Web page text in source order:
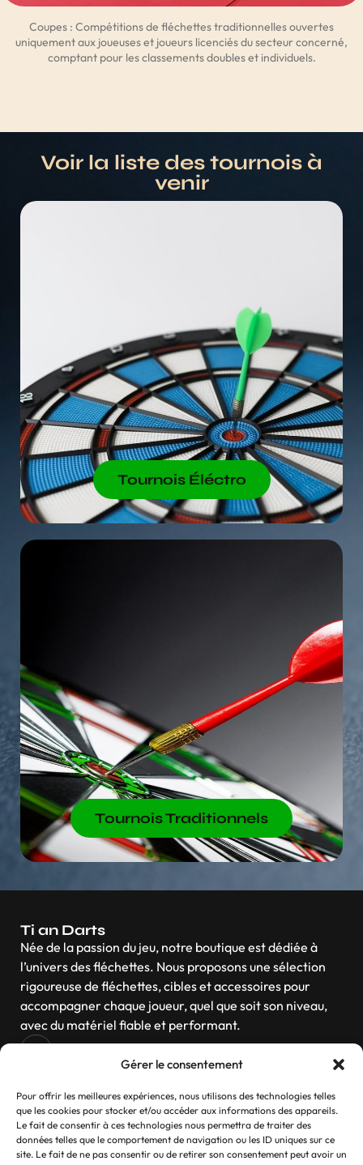
Gérer le consentement
Pour offrir les meilleures expériences, nous utilisons des technologies telles
que les cookies pour stocker et/ou accéder aux informations des appareils.
Le fait de consentir à ces technologies nous permettra de traiter des
données telles que le comportement de navigation ou les ID uniques sur ce
site. Le fait de ne pas consentir ou de retirer son consentement peut avoir un
Coupes : Compétitions de fléchettes traditionnelles ouvertes
uniquement aux joueuses et joueurs licenciés du secteur concerné,
comptant pour les classements doubles et individuels.
Voir la liste des tournois à
venir
Tournois Éléctro
Tournois Traditionnels
Ti an Darts
Née de la passion du jeu, notre boutique est dédiée à
l’univers des fléchettes. Nous proposons une sélection
rigoureuse de fléchettes, cibles et accessoires pour
accompagner chaque joueur, quel que soit son niveau,
avec du matériel fiable et performant.
Navigation